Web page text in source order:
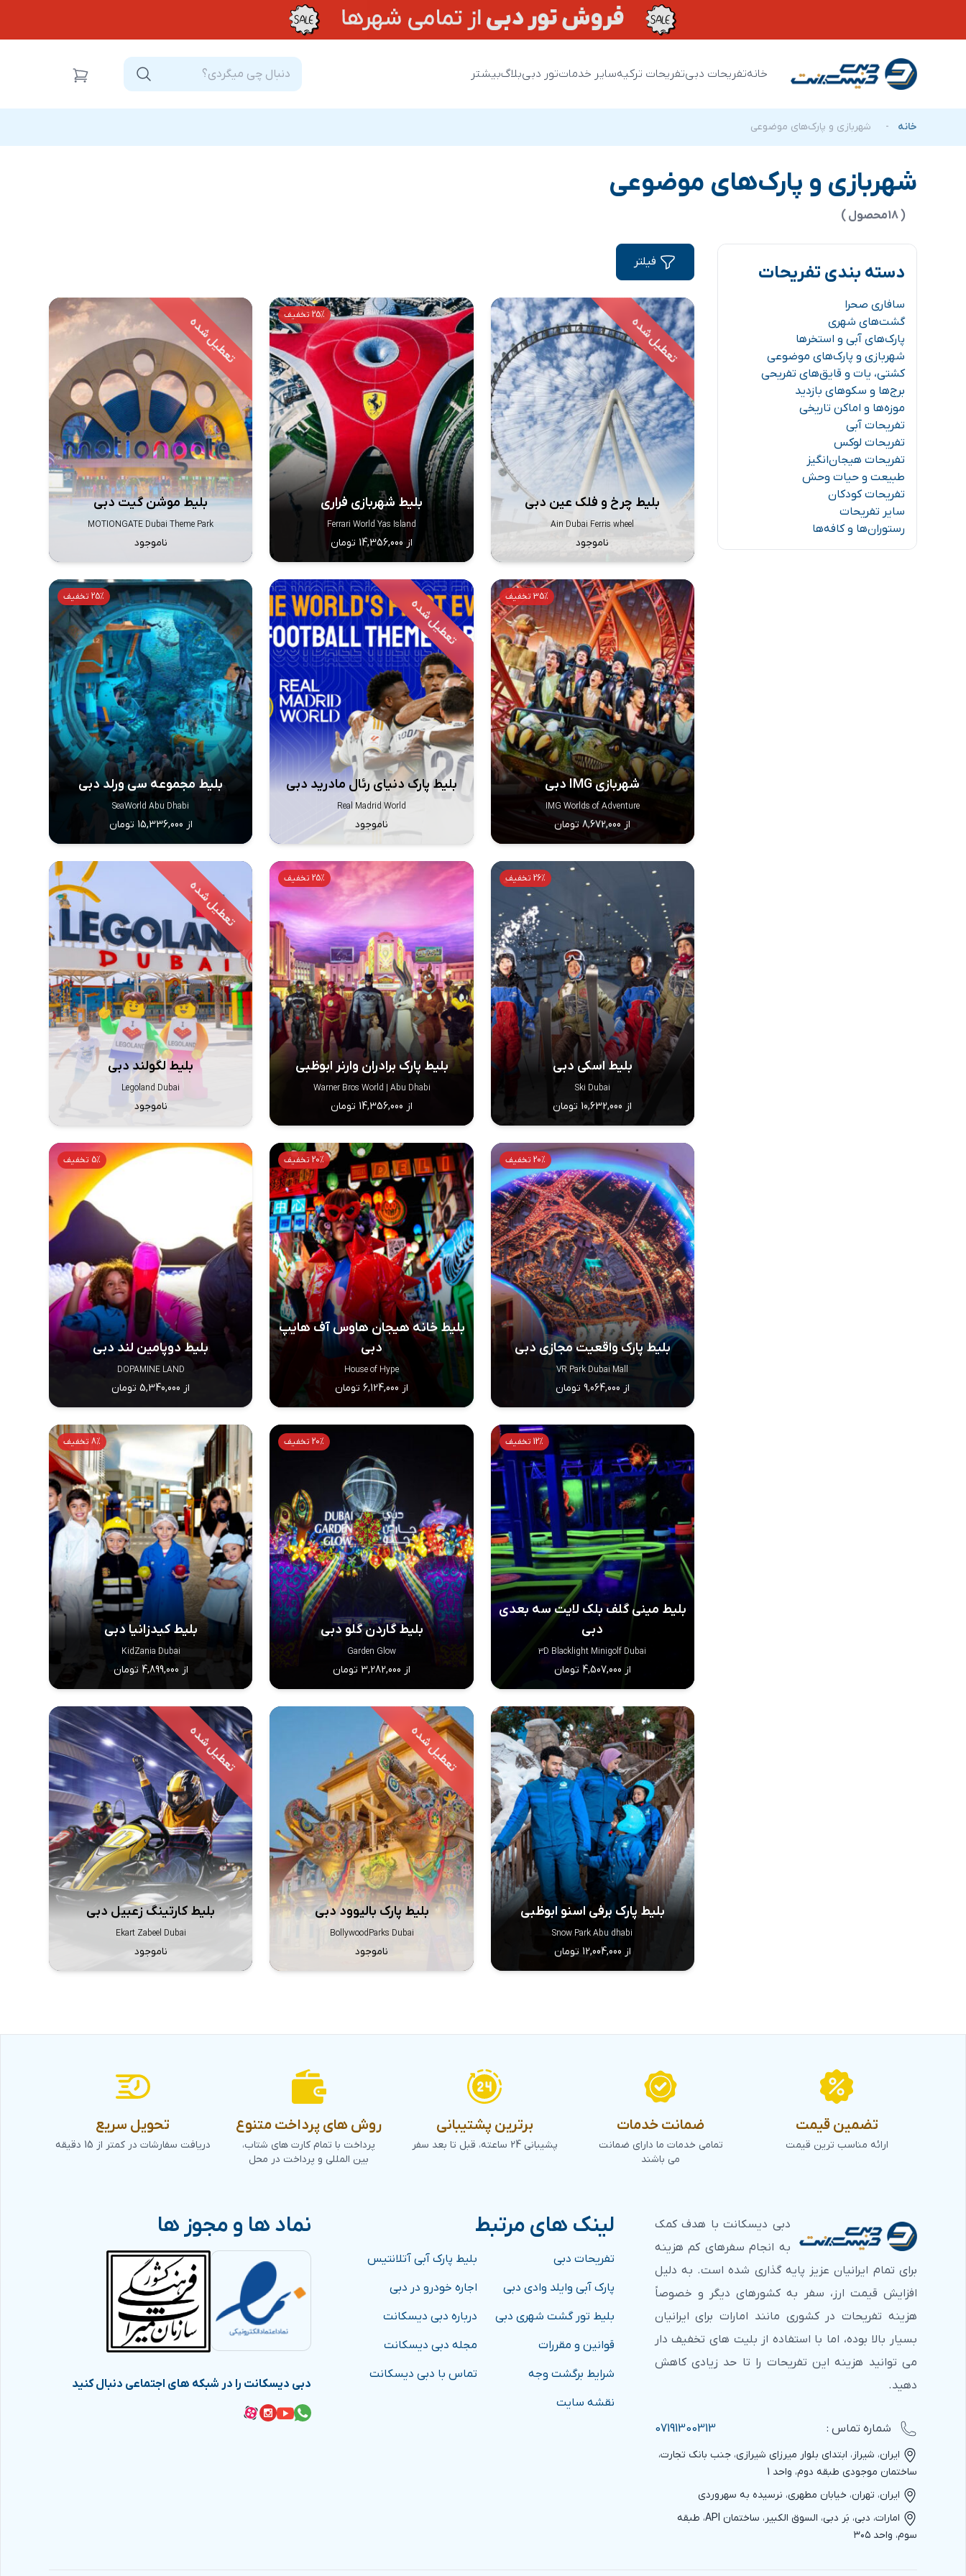
خانهتفریحات دبیتفریحات ترکیهسایر خدماتتور دبیبلاگبیشتر
خانه - شهربازی و پارک‌های موضوعی
شهربازی و پارک‌های موضوعی
( 18محصول )
دسته بندی تفریحات
سافاری صحرا
گشت‌های شهری
پارک‌های آبی و استخرها
شهربازی و پارک‌های موضوعی
کشتی، یات و قایق‌های تفریحی
برج‌ها و سکوهای بازدید
موزه‌ها و اماکن تاریخی
تفریحات آبی
تفریحات لوکس
تفریحات هیجان‌انگیز
طبیعت و حیات وحش
تفریحات کودکان
سایر تفریحات
رستوران‌ها و کافه‌ها
فیلتر
بلیط چرخ و فلک عین دبی
Ain Dubai Ferris wheel
ناموجود
25% تخفیف
بلیط شهربازی فراری
Ferrari World Yas Island
از 14,356,000 تومان
بلیط موشن گیت دبی
MOTIONGATE Dubai Theme Park
ناموجود
35% تخفیف
شهربازی IMG دبی
IMG Worlds of Adventure
از 8,672,000 تومان
بلیط پارک دنیای رئال مادرید دبی
Real Madrid World
ناموجود
25% تخفیف
بلیط مجموعه سی ورلد دبی
SeaWorld Abu Dhabi
از 15,336,000 تومان
26% تخفیف
بلیط اسکی دبی
Ski Dubai
از 10,632,000 تومان
25% تخفیف
بلیط پارک برادران وارنر ابوظبی
Warner Bros World | Abu Dhabi
از 14,356,000 تومان
بلیط لگولند دبی
Legoland Dubai
ناموجود
20% تخفیف
بلیط پارک واقعیت مجازی دبی
VR Park Dubai Mall
از 9,064,000 تومان
20% تخفیف
بلیط خانه هیجان هاوس آف هایپ
دبی
House of Hype
از 6,124,000 تومان
5% تخفیف
بلیط دوپامین لند دبی
DOPAMINE LAND
از 5,340,000 تومان
12% تخفیف
بلیط مینی گلف بلک لایت سه بعدی
دبی
3D Blacklight Minigolf Dubai
از 4,507,000 تومان
20% تخفیف
بلیط گاردن گلو دبی
Garden Glow
از 3,282,000 تومان
8% تخفیف
بلیط کیدزانیا دبی
KidZania Dubai
از 4,899,000 تومان
بلیط پارک برفی اسنو ابوظبی
Snow Park Abu dhabi
از 12,004,000 تومان
بلیط پارک بالیوود دبی
BollywoodParks Dubai
ناموجود
بلیط کارتینگ زعبیل دبی
Ekart Zabeel Dubai
ناموجود
تضمین قیمت
ارائه مناسب ترین قیمت
ضمانت خدمات
تمامی خدمات ما دارای ضمانت
می باشند
برترین پشتیبانی
پشیبانی 24 ساعته، قبل تا بعد سفر
روش های پرداخت متنوع
پرداخت با تمام کارت های شتاب،
بین المللی و پرداخت در محل
تحویل سریع
دریافت سفارشات در کمتر از 15 دقیقه
دبی دیسکانت با هدف کمک
به انجام سفرهای کم هزینه
برای تمام ایرانیان عزیز پایه گذاری شده است. به دلیل
افزایش قیمت ارز، سفر به کشورهای دیگر و خصوصاً
هزینه تفریحات در کشوری مانند امارات برای ایرانیان
بسیار بالا بوده، اما با استفاده از بلیت های تخفیف دار
می توانید هزینه این تفریحات را تا حد زیادی کاهش
دهید.
شماره‌ تماس : 07191300313
ایران، شیراز، ابتدای بلوار میرزای شیرازی، جنب بانک تجارت،
ساختمان موجودی طبقه دوم، واحد 1
ایران، تهران، خیابان مطهری، نرسیده به سهروردی
امارات، دبی، بَر دبی، السوق الکبیر، ساختمان API، طبقه
سوم، واحد ۳۰۵
لینک های مرتبط
تفریحات دبی
بلیط پارک آبی آتلانتیس
پارک آبی وایلد وادی دبی
اجاره خودرو در دبی
بلیط تور گشت شهری دبی
درباره دبی دیسکانت
قوانین و مقررات
مجله دبی دیسکانت
شرایط برگشت وجه
تماس با دبی دیسکانت
نقشه سایت
نماد ها و مجوز ها
دبی دیسکانت را در شبکه های اجتماعی دنبال کنید